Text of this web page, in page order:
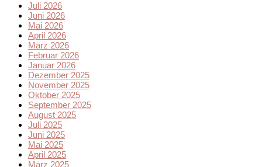
Juli 2026
Juni 2026
Mai 2026
April 2026
März 2026
Februar 2026
Januar 2026
Dezember 2025
November 2025
Oktober 2025
September 2025
August 2025
Juli 2025
Juni 2025
Mai 2025
April 2025
März 2025